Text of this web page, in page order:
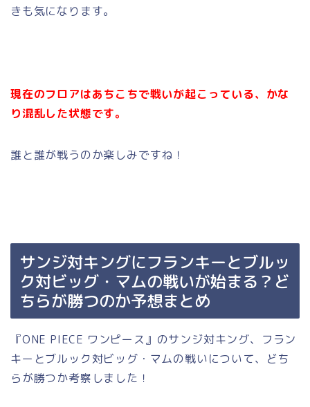
きも気になります。
現在のフロアはあちこちで戦いが起こっている、かな
り混乱した状態です。
誰と誰が戦うのか楽しみですね！
サンジ対キングにフランキーとブルッ
ク対ビッグ・マムの戦いが始まる？ど
ちらが勝つのか予想まとめ
『ONE PIECE ワンピース』のサンジ対キング、フラン
キーとブルック対ビッグ・マムの戦いについて、どち
らが勝つか考察しました！